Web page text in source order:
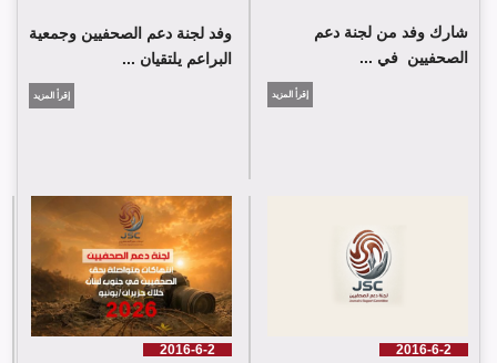
اللجنة كلمة باسم جمعية البراعم للعمل الاجتماعي
شارك وفد من لجنة دعم
الصحفيين في ...
إقرأ المزيد
وفد لجنة دعم الصحفيين وجمعية
البراعم يلتقيان ...
إقرأ المزيد
2016-6-2
2016-6-2